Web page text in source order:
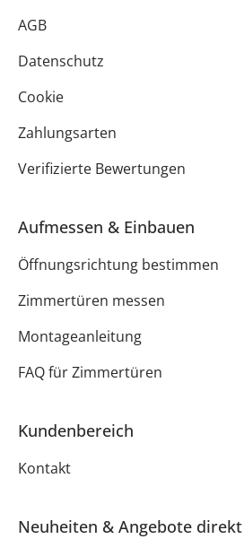
AGB
Datenschutz
Cookie
Zahlungsarten
Verifizierte Bewertungen
Aufmessen & Einbauen
Öffnungsrichtung bestimmen
Zimmertüren messen
Montageanleitung
FAQ für Zimmertüren
Kundenbereich
Kontakt
Neuheiten & Angebote